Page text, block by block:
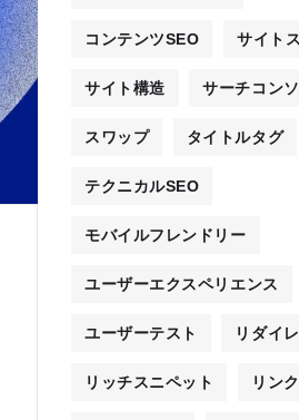
コンテンツSEO サイト
サイト構造 サーチコン
スワップ タイトルタグ
テクニカルSEO
モバイルフレンドリー
ユーザーエクスペリエンス
ユーザーテスト リダイ
リッチスニペット リン